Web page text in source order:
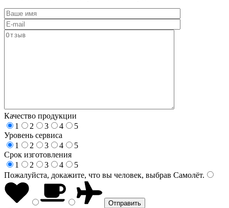
Качество продукции
1
2 3 4
5
Уровень сервиса
1
2 3 4
5
Срок изготовления
1
2 3 4
5
Пожалуйста, докажите, что вы человек, выбрав Самолёт.